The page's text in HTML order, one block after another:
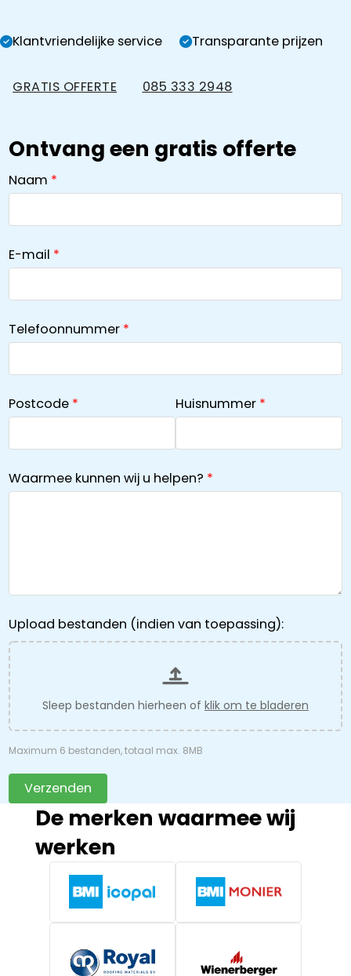
Klantvriendelijke service Transparante prijzen
GRATIS OFFERTE 085 333 2948
Ontvang een gratis offerte
Naam
E-mail
Telefoonnummer
Postcode Huisnummer
Waarmee kunnen wij u helpen?
Upload bestanden (indien van toepassing):
Sleep bestanden hierheen of klik om te bladeren
Maximum 6 bestanden, totaal max. 8MB
Verzenden
De merken waarmee wij
werken